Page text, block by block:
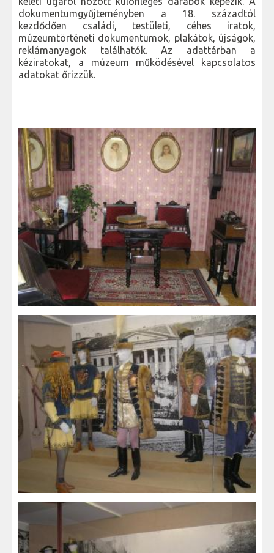
dokumentumgyűjteményben a 18. századtól
kezdődően családi, testületi, céhes iratok,
múzeumtörténeti dokumentumok, plakátok, újságok,
reklámanyagok találhatók. Az adattárban a
kéziratokat, a múzeum működésével kapcsolatos
adatokat őrizzük.